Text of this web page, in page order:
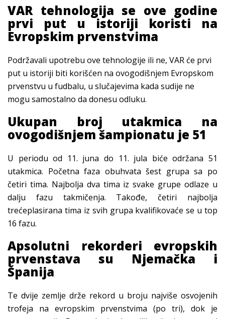
VAR tehnologija se ove godine
prvi put u istoriji koristi na
Evropskim prvenstvima
Podržavali upotrebu ove tehnologije ili ne, VAR će prvi
put u istoriji biti korišćen na ovogodišnjem Evropskom
prvenstvu u fudbalu, u slučajevima kada sudije ne
mogu samostalno da donesu odluku.
Ukupan broj utakmica na
ovogodišnjem šampionatu je 51
U periodu od 11. juna do 11. jula biće održana 51
utakmica. Početna faza obuhvata šest grupa sa po
četiri tima. Najbolja dva tima iz svake grupe odlaze u
dalju fazu takmičenja. Takođe, četiri najbolja
trećeplasirana tima iz svih grupa kvalifikovaće se u top
16 fazu.
Apsolutni rekorderi evropskih
prvenstava su Njemačka i
Španija
Te dvije zemlje drže rekord u broju najviše osvojenih
trofeja na evropskim prvenstvima (po tri), dok je